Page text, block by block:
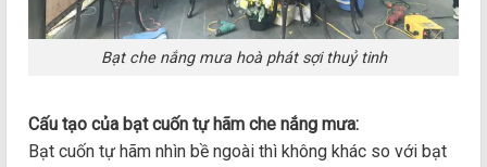
Bạt che nắng mưa hoà phát sợi thuỷ tinh
Cấu tạo của bạt cuốn tự hãm che nắng mưa:
Bạt cuốn tự hãm nhìn bề ngoài thì không khác so với bạt